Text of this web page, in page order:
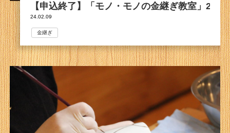
【申込終了】「モノ・モノの金継ぎ教室」
24.02.09
金継ぎ